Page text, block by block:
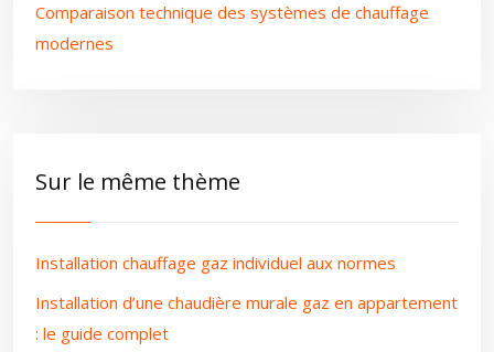
Comparaison technique des systèmes de chauffage
modernes
Sur le même thème
Installation chauffage gaz individuel aux normes
Installation d’une chaudière murale gaz en appartement
: le guide complet